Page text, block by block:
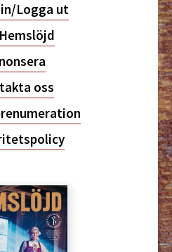
Logga ut
oss